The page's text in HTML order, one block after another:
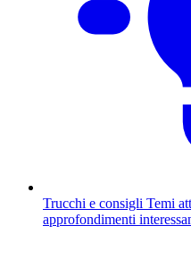
Trucchi e consigli Temi
approfondimenti